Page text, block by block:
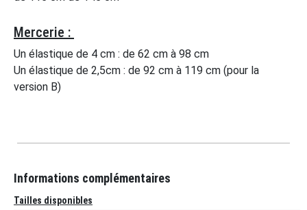
Mercerie :
Un élastique de 4 cm : de 62 cm à 98 cm
Un élastique de 2,5cm : de 92 cm à 119 cm (pour la
version B)
Informations complémentaires
Tailles disponibles